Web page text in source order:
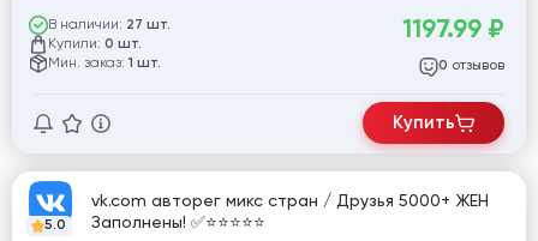
В наличии: 27 шт.
Купили: 0 шт.
Мин. заказ: 1 шт.
1197.99 ₽
0 отзывов
Купить
5.0
vk.com авторег микс стран / Друзья 5000+ ЖЕН
Заполнены! ✅⭐️⭐️⭐️⭐️⭐️